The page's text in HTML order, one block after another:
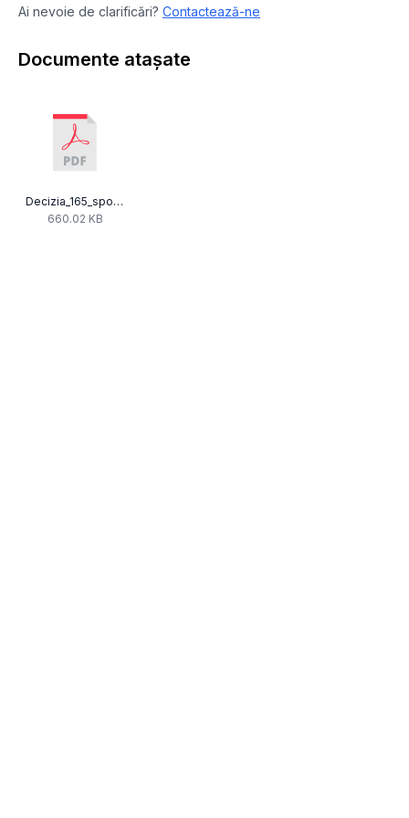
Ai nevoie de clarificări? Contactează-ne
Documente atașate
Decizia_165_spot_NeoMagni_Forte_117_si_120.pdf
660.02 KB